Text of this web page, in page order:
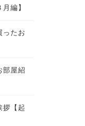
編】
ったお
部屋紹
拶【起